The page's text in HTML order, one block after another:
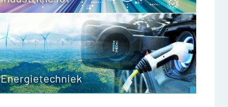
Energietechniek